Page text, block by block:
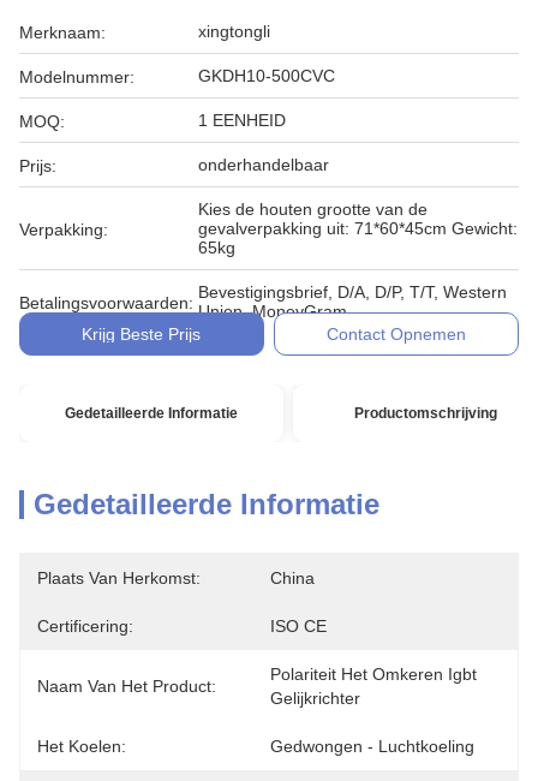
Merknaam: xingtongli
Modelnummer: GKDH10-500CVC
MOQ: 1 EENHEID
Prijs: onderhandelbaar
Verpakking:
Kies de houten grootte van de
gevalverpakking uit: 71*60*45cm Gewicht:
65kg
Betalingsvoorwaarden:
Bevestigingsbrief, D/A, D/P, T/T, Western
Union, MoneyGram
Krijg Beste Prijs
Contact Opnemen
Gedetailleerde Informatie Productomschrijving
Gedetailleerde Informatie
Plaats Van Herkomst: China
Certificering: ISO CE
Naam Van Het Product:
Polariteit Het Omkeren Igbt
Gelijkrichter
Het Koelen: Gedwongen - Luchtkoeling